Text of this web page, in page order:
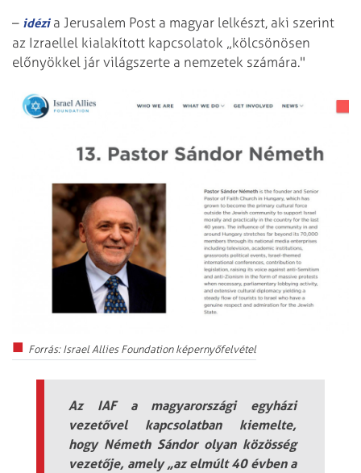
– idézia Jerusalem Post a magyar lelkészt, aki szerint
az Izraellel kialakított kapcsolatok „kölcsönösen
előnyökkel jár világszerte a nemzetek számára."
Forrás: Israel Allies Foundation képernyőfelvétel
Az IAF a magyarországi egyházi
vezetővel kapcsolatban kiemelte,
hogy Németh Sándor olyan közösség
vezetője, amely „az elmúlt 40 évben a